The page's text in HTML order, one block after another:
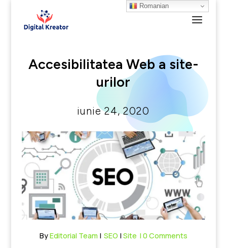
Accesibilitatea Web a site-
urilor
iunie 24, 2020
ByEditorial Team | SEO |Site | 0 Comments
Romanian